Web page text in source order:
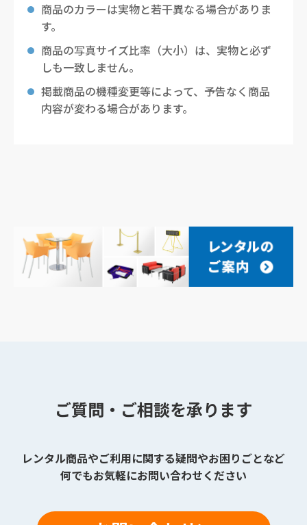
商品のカラーは実物と若干異なる場合がありま
す。
商品の写真サイズ比率（大小）は、実物と必ず
しも一致しません。
掲載商品の機種変更等によって、予告なく商品
内容が変わる場合があります。
ご質問・ご相談を承ります
レンタル商品やご利用に関する疑問やお困りごとなど
何でもお気軽にお問い合わせください